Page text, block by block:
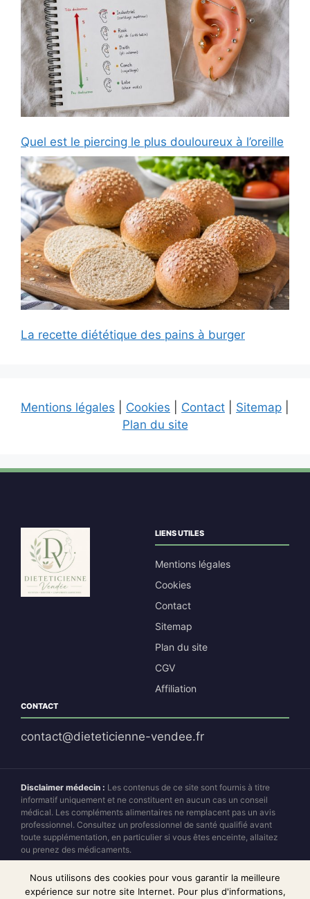
Quel est le piercing le plus douloureux à l’oreille
La recette diététique des pains à burger
Mentions légales Cookies Contact Sitemap
Plan du site
LIENS UTILES
Mentions légales
Cookies
Contact
Sitemap
Plan du site
CGV
Affiliation
CONTACT
contact@dieteticienne-vendee.fr
Disclaimer médecin : Les contenus de ce site sont fournis à titre
informatif uniquement et ne constituent en aucun cas un conseil
médical. Les compléments alimentaires ne remplacent pas un avis
professionnel. Consultez un professionnel de santé qualifié avant
toute supplémentation, en particulier si vous êtes enceinte, allaitez
ou prenez des médicaments.
Disclaimer affiliation :
Dieteticienne Vendée est un site d'affiliation
partenaire. Nous percevons des commissions sur certaines ventes
sans augmentation du prix pour l'acheteur. Notre indépendance
Nous utilisons des cookies pour vous garantir la meilleure
expérience sur notre site Internet. Pour plus d'informations,